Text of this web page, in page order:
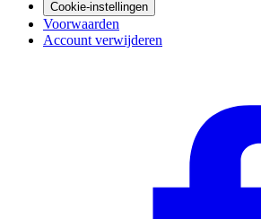
Cookie-instellingen
Voorwaarden
Account verwijderen